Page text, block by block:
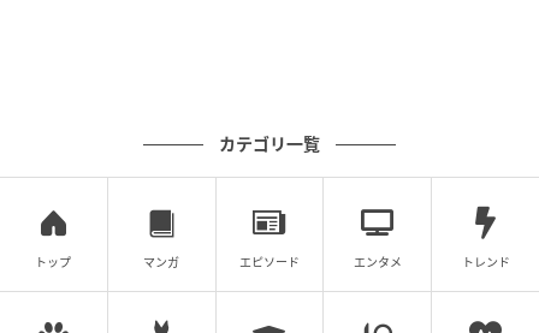
カテゴリ一覧
トップ マンガ エピソード エンタメ トレンド